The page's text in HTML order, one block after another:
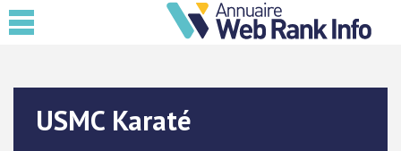
USMC Karaté